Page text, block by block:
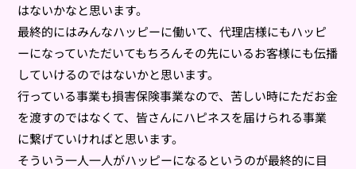
はないかなと思います。
最終的にはみんなハッピーに働いて、代理店様にもハッピ
ーになっていただいてもちろんその先にいるお客様にも伝播
していけるのではないかと思います。
行っている事業も損害保険事業なので、苦しい時にただお金
を渡すのではなくて、皆さんにハピネスを届けられる事業
に繋げていければと思います。
そういう一人一人がハッピーになるというのが最終的に目